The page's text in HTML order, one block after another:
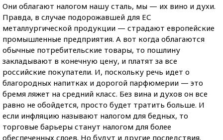
Они облагают налогом нашу сталь, мы — их вино и духи.
Правда, в случае подорожавшей для ЕС
металлургической продукции — страдают европейские
промышленные предприятия. А вот когда облагаются
обычные потребительские товары, то пошлину
закладывают в конечную цену, и платят за все
российские покупатели. И, поскольку речь идет о
благородных напитках и дорогой парфюмерии — это
бремя ляжет на средний класс. Без вина и духов он все
равно не обойдется, просто будет тратить больше. И
если инфляцию называют налогом для бедных, то
торговые барьеры станут налогом для более
обеспеченных слоев. Но будут и другие последствия.